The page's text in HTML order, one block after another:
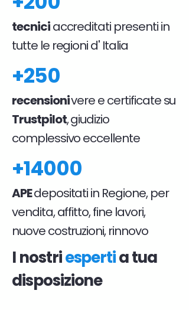
tecniciaccreditati presenti in
tutte le regioni d' Italia
+250
recensionivere e certificate su
Trustpilot, giudizio
complessivo eccellente
+14000
APEdepositati in Regione, per
vendita, affitto, fine lavori,
nuove costruzioni, rinnovo
I nostriespertia tua
disposizione